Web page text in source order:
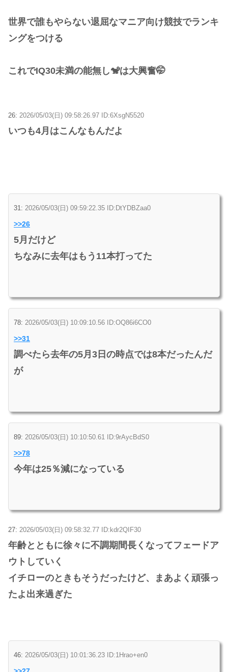
世界で誰もやらない退屈なマニア向け競技でランキ
ングをつける
これでIQ30未満の能無し🐒は大興奮🤭
26: 2026/05/03(日) 09:58:26.97 ID:6XsgN5520
いつも4月はこんなもんだよ
31: 2026/05/03(日) 09:59:22.35 ID:DtYDBZaa0
>>26
5月だけど
ちなみに去年はもう11本打ってた
78: 2026/05/03(日) 10:09:10.56 ID:OQ86i6CO0
>>31
調べたら去年の5月3日の時点では8本だったんだ
が
89: 2026/05/03(日) 10:10:50.61 ID:9rAycBdS0
>>78
今年は25％減になっている
27: 2026/05/03(日) 09:58:32.77 ID:kdr2QIF30
年齢とともに徐々に不調期間長くなってフェードア
ウトしていく
イチローのときもそうだったけど、まあよく頑張っ
たよ出来過ぎた
46: 2026/05/03(日) 10:01:36.23 ID:1Hrao+en0